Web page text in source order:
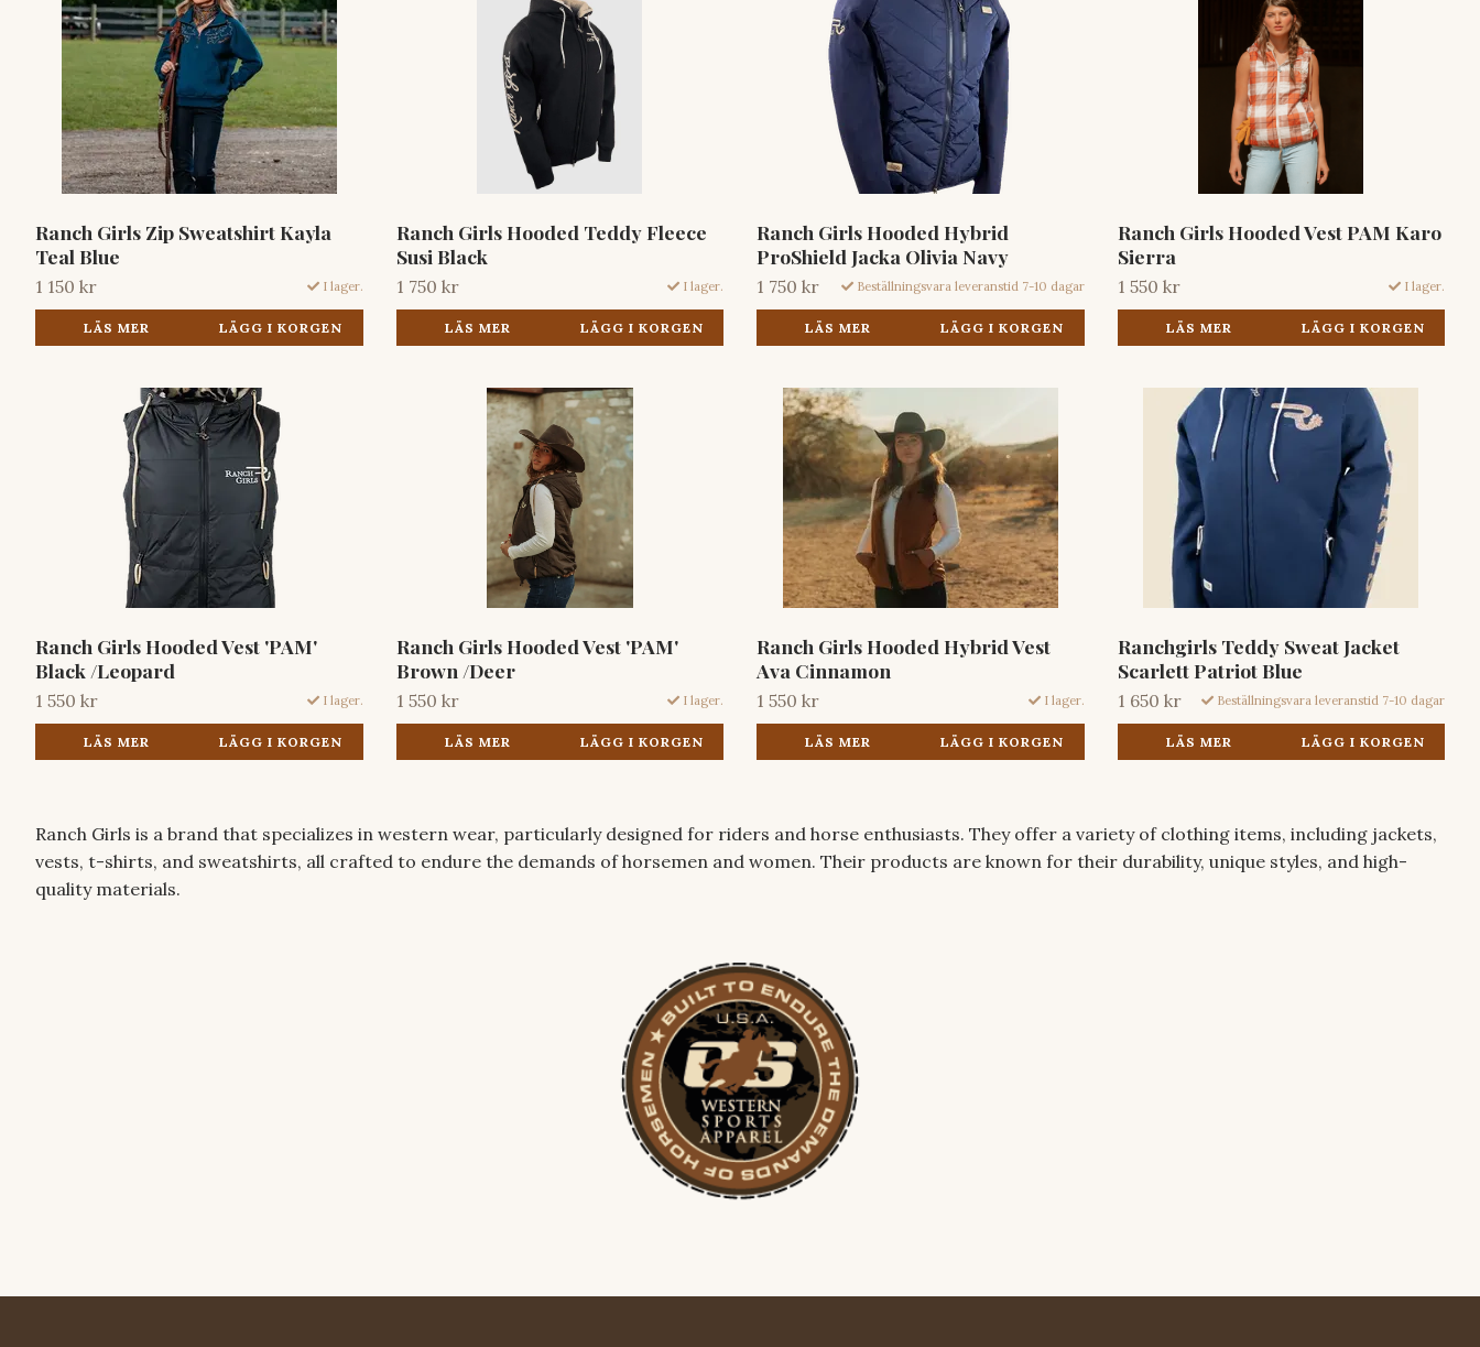
Ranch Girls Zip Sweatshirt Kayla
Teal Blue
1 150 kr I lager.
LÄS MER LÄGG I KORGEN
Ranch Girls Hooded Teddy Fleece
Susi Black
1 750 kr I lager.
LÄS MER LÄGG I KORGEN
Ranch Girls Hooded Hybrid
ProShield Jacka Olivia Navy
1 750 kr Beställningsvara leveranstid 7-10 dagar
LÄS MER LÄGG I KORGEN
Ranch Girls Hooded Vest PAM Karo
Sierra
1 550 kr I lager.
LÄS MER LÄGG I KORGEN
Ranch Girls Hooded Vest 'PAM'
Black /Leopard
1 550 kr I lager.
LÄS MER LÄGG I KORGEN
Ranch Girls Hooded Vest 'PAM'
Brown /Deer
1 550 kr I lager.
LÄS MER LÄGG I KORGEN
Ranch Girls Hooded Hybrid Vest
Ava Cinnamon
1 550 kr I lager.
LÄS MER LÄGG I KORGEN
Ranchgirls Teddy Sweat Jacket
Scarlett Patriot Blue
1 650 kr Beställningsvara leveranstid 7-10 dagar
LÄS MER LÄGG I KORGEN
Ranch Girls is a brand that specializes in western wear, particularly designed for riders and horse enthusiasts. They offer a variety of clothing items, including jackets,
vests, t-shirts, and sweatshirts, all crafted to endure the demands of horsemen and women. Their products are known for their durability, unique styles, and high-
quality materials.